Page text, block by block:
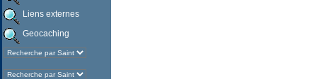
Liens externes
Geocaching